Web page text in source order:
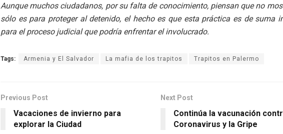
Aunque muchos ciudadanos, por su falta de conocimiento, piensan que no
sólo es para proteger al detenido, el hecho es que esta práctica es de suma
para el proceso judicial que podría enfrentar el involucrado.
Tags: Armenia y El Salvador La mafia de los trapitos Trapitos en Palermo
Previous Post
Vacaciones de invierno para
explorar la Ciudad
Next Post
Continúa la vacunación
Coronavirus y la Gripe